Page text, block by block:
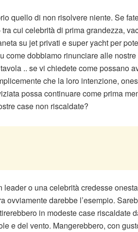
quello di non risolvere niente. Se
cui celebrità di prima grandezza,
su jet privati ​​e super yacht per
come dobbiamo rinunciare alle
.. se vi chiedete come possano
che la loro intenzione,
possa continuare come prima
case non riscaldate?
leader o una celebrità credesse
ovviamente darebbe l’esempio.
in modeste case riscaldate
e del vento. Mangerebbero, con